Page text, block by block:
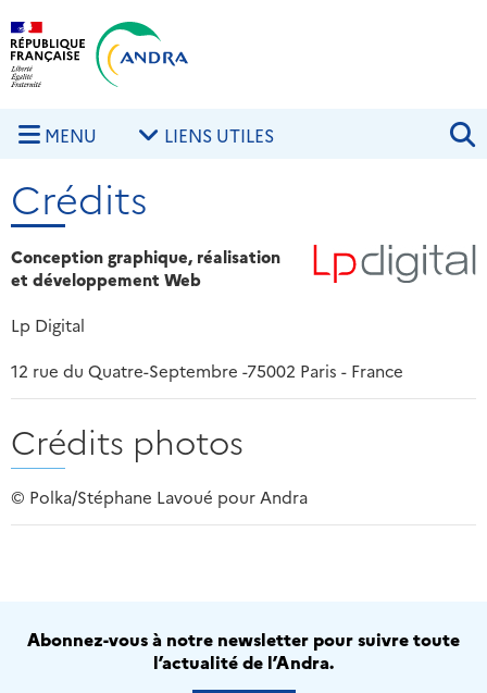
Aller au contenu principal
MENU LIENS UTILES
Crédits
Conception graphique, réalisation
et développement Web
Lp Digital
12 rue du Quatre-Septembre -75002 Paris - France
Crédits photos
© Polka/Stéphane Lavoué pour Andra
Abonnez-vous à notre newsletter pour suivre toute
l’actualité de l’Andra.